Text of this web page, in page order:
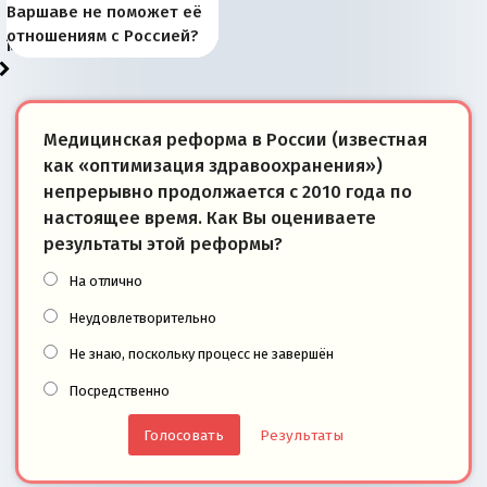
районы Баренцева
моря
тем, что они -
победители
Запада рассказала о
«переобувании» хозяев
перемены: 15 шагов к
суверенной экономике
Европы
сбрасывать балласт
Анкориджа
года: первые уступки во
внутренней политике
сегодня
Варшаве не поможет её
отношениям с Россией?
Медицинская реформа в России (известная
как «оптимизация здравоохранения»)
непрерывно продолжается с 2010 года по
настоящее время. Как Вы оцениваете
результаты этой реформы?
На отлично
Неудовлетворительно
Не знаю, поскольку процесс не завершён
Посредственно
Результаты